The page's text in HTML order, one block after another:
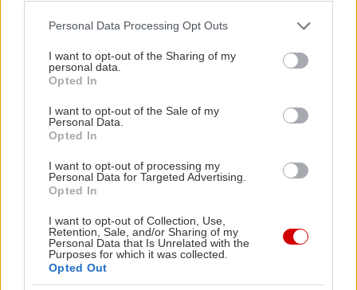
Please note that this website/app uses one or more Google
not limited to your visit or usage behaviour. You may click to
grant or deny consent to Google and its third-party tags to
use your data for below specified purposes in below Google
consent section.
Personal Data Processing Opt Outs
I want to opt-out of the Sharing of my
personal data.
Opted In
I want to opt-out of the Sale of my
Personal Data.
Opted In
I want to opt-out of processing my
Personal Data for Targeted Advertising.
Opted In
I want to opt-out of Collection, Use,
Retention, Sale, and/or Sharing of my
Personal Data that Is Unrelated with the
Purposes for which it was collected.
Opted Out
που μιλά για τον Διονύση Σαββόπουλο να
ασχολείται με τον Πλούτο του Αριστοφάνη, και
τον Τζίμη Πανούση να εμπλέκεται άμεσα στην
πιθανότητα, ρόλο. Μας έκαναν να
χαμογελάσουμε και μόνο στη σκέψη, οπότε
χαλάλι τους αν δε βγουν αληθινές.
Θα βλέπουμε… περισσότερα αστέρια
Αν όχι απαραίτητα στον αθηναϊκό ουρανό –που
δεν αναμένεται καθαρότερος με όλη αυτήν την